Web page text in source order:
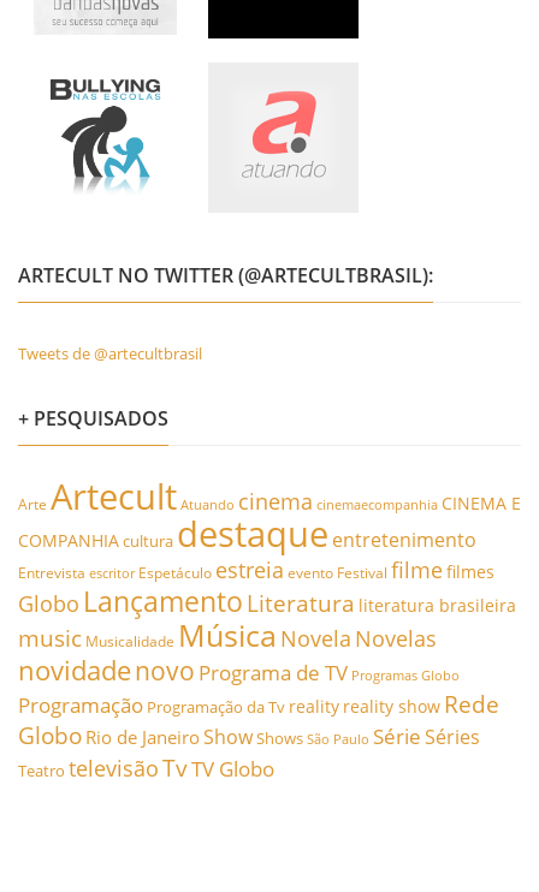
ARTECULT NO TWITTER (@ARTECULTBRASIL):
Tweets de @artecultbrasil
+ PESQUISADOS
Arte Artecult Atuando cinema cinemaecompanhia CINEMA E
COMPANHIAcultura destaque entretenimento
Entrevista escritor Espetáculo estreia evento Festival filmefilmes
Globo Lançamento Literatura literatura brasileira
music Musicalidade Música Novela Novelas
novidadenovo Programa de TV Programas Globo
Programação Programação da Tv reality reality show Rede
Globo Rio de JaneiroShowShows São Paulo SérieSéries
Teatro televisãoTvTV Globo